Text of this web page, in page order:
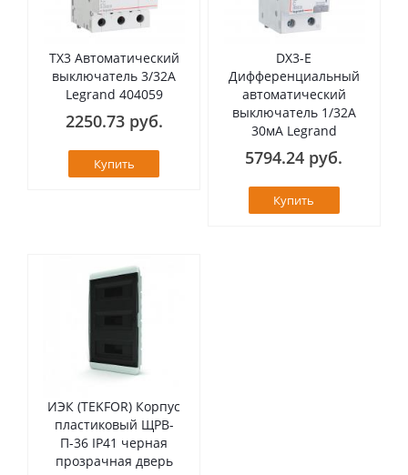
TX3 Автоматический
выключатель 3/32А
Legrand 404059
2250.73 руб.
Купить
DX3-E
Дифференциальный
автоматический
выключатель 1/32А
30мА Legrand
5794.24 руб.
Купить
ИЭК (TEKFOR) Корпус
пластиковый ЩРВ-
П-36 IP41 черная
прозрачная дверь